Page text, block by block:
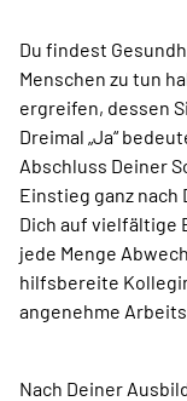
Du findest
Menschen zu tun
ergreifen, dessen
Dreimal „Ja“
Abschluss Deiner
Einstieg ganz nach
Dich auf vielfältige
jede Menge
hilfsbereite
angenehme
Nach Deiner